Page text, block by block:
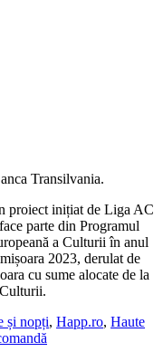
Transilvania.
proiect inițiat de Liga AC
parte din Programul
a Culturii în anul
2023, derulat de
cu sume alocate de la
și nopți, Happ.ro, Haute